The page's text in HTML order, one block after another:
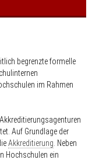
begrenzte formelle
im Rahmen
Auf Grundlage der
Akkreditierung . Neben
Hochschulen ein